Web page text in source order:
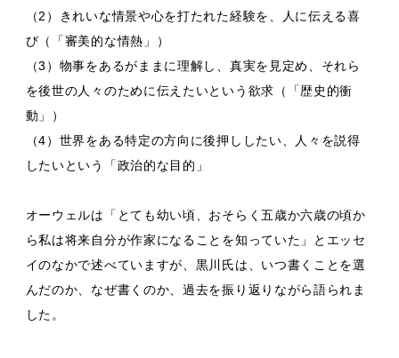
（2）きれいな情景や心を打たれた経験を、人に伝える喜
び（「審美的な情熱」）
（3）物事をあるがままに理解し、真実を見定め、それら
を後世の人々のために伝えたいという欲求（「歴史的衝
動」）
（4）世界をある特定の方向に後押ししたい、人々を説得
したいという「政治的な目的」
オーウェルは「とても幼い頃、おそらく五歳か六歳の頃か
ら私は将来自分が作家になることを知っていた」とエッセ
イのなかで述べていますが、黒川氏は、いつ書くことを選
んだのか、なぜ書くのか、過去を振り返りながら語られま
した。